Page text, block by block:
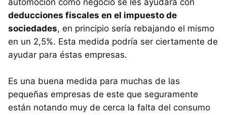
automoción como negocio se les ayudará con
deducciones fiscales en el impuesto de
sociedades, en principio sería rebajando el mismo
en un 2,5%. Esta medida podría ser ciertamente de
ayudar para éstas empresas.
Es una buena medida para muchas de las
pequeñas empresas de este que seguramente
están notando muy de cerca la falta del consumo